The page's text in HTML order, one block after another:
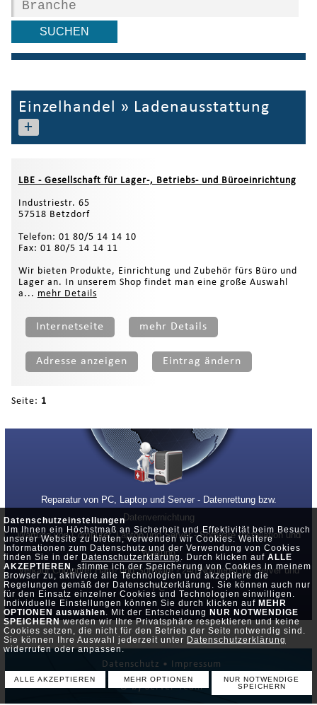
Datenschutzeinstellungen
Um Ihnen ein Höchstmaß an Sicherheit und Effektivität beim Besuch
unserer Website zu bieten, verwenden wir Cookies. Weitere
Informationen zum Datenschutz und der Verwendung von Cookies
finden Sie in der Datenschutzerklärung . Durch klicken auf ALLE
AKZEPTIEREN , stimme ich der Speicherung von Cookies in meinem
Browser zu, aktiviere alle Technologien und akzeptiere die
Regelungen gemäß der Datenschutzerklärung. Sie können auch nur
für den Einsatz einzelner Cookies und Technologien einwilligen.
Individuelle Einstellungen können Sie durch klicken auf MEHR
OPTIONEN auswählen. Mit der Entscheidung NUR NOTWENDIGE
SPEICHERNwerden wir Ihre Privatsphäre respektieren und keine
Cookies setzen, die nicht für den Betrieb der Seite notwendig sind.
Sie können Ihre Auswahl jederzeit unter Datenschutzerklärung
widerrufen oder anpassen.
ALLE AKZEPTIEREN MEHR OPTIONEN
NUR NOTWENDIGE
SPEICHERN
Einzelhandel » Ladenausstattung
+
LBE - Gesellschaft für Lager-, Betriebs- und Büroeinrichtung
Industriestr. 65
57518 Betzdorf
Telefon: 01 80/5 14 14 10
Fax: 01 80/5 14 14 11
Wir bieten Produkte, Einrichtung und Zubehör fürs Büro und
Lager an. In unserem Shop findet man eine große Auswahl
a... mehr Details
Internetseite mehr Details
Adresse anzeigen Eintrag ändern
Seite: 1
Reparatur von PC, Laptop und Server - Datenrettung bzw.
Datenvernichtung
Wartung von Computer, Laptop und Server - Software Installation und
Wartung
Verkauf Computer Hard- und Software - 24h Notdienst für Server und
PC
Datenschutz • Impressum
© by Server-Team